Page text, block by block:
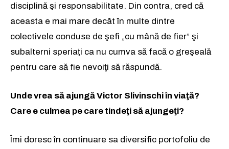
disciplină şi responsabilitate. Din contra, cred că
aceasta e mai mare decât în multe dintre
colectivele conduse de şefi „cu mână de fier” şi
subalterni speriaţi ca nu cumva să facă o greşeală
pentru care să fie nevoiţi să răspundă.
Unde vrea să ajungă Victor Slivinschi în viaţă?
Care e culmea pe care tindeţi să ajungeţi?
Îmi doresc în continuare sa diversific portofoliu de